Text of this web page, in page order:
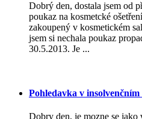
Dobrý den, dostala jsem od
poukaz na kosmetcké
zakoupený v kosmetickém
jsem si nechala poukaz
30.5.2013. Je ...
Pohledavka v
Dobry den, je mozne se jako